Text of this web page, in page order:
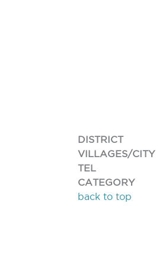
DISTRICT
VILLAGES/CITY
TEL
CATEGORY
back to top